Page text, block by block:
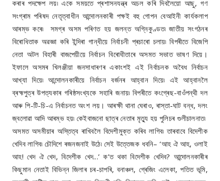
কৰাৰ পদক্ষেপ লয়৷ একে সময়তে প্ৰশাসনযন্ত্ৰ অচল কৰি দিবলৈয়ো আছু, গণ
সংগ্ৰাম পৰিষদ নেতৃত্বাধীন আন্দোলনকাৰী পক্ষই বহু গোপন বেআইনী কাৰ্যকলাপ
আৰম্ভ কৰে৷ সমগ্ৰ অসম পৰিণত হয় জলন্ত অগ্নিকুণ্ডত৷ জাতীয় সংগঠনৰ
বিৰোধিতাক অৱজ্ঞা কৰি ইন্দিৰা গান্ধীয়ে নিৰ্বাচনী প্ৰচাৰো চলায়৷ বিপৰীতে বিজেপি
নেতা অটল বিহাৰী বাজপেয়ীয়ে নিৰ্বাচন বিৰোধীতাৰে অসমত সভাত ভাষণ দিয়ে।
ইফালে অসমৰ খিলঞ্জীয়া জনসাধাৰণৰ একাংশই এই নিৰ্বাচনক অবৈধ নিৰ্বাচন
আখ্যা দিয়ে৷ আন্দোলনকাৰীয়ে নিৰ্বাচন বৰ্জনৰ আহ্বান দিয়ে৷ এই আহ্বানলৈ
ব্ৰহ্মপুত্ৰ উপত্যকাৰ গৰিষ্ঠসংখ্যকে সহাৰি জনায়৷ বিপৰীতে কংগ্ৰেছ-বাওঁপন্থী দল
আৰু পি-টি-চি-এ নিৰ্বাচনত অংশ লয়। আৰক্ষী থানা ঘেৰাও, ৰাস্তা-ঘাট বন্ধ, দলং
জ্বলোৱা আদি আৰম্ভ হয়৷ কেইবাজনো ছাত্ৰ নেতাৰ মৃত্যু হয় পুলিচৰ গুলীচালনাত৷
অসমত অসমীয়াৰ অস্তিত্ব ৰাখিবলৈ বিদেশীমুক্ত কৰিব লাগিব৷ তাৰবাবে বিদেশীক
খেদিব লাগিব৷ চৌদিশে ৰজনজনাই উঠে৷ সেই উত্তেজক ধবনি– ‘আহ ঐ আহ, ওলাই
আহ! খেদ ঐ খেদ, বিদেশীক খেদ...’ ক’ত থকা বিদেশীক খেদিব? আন্দোলনকাৰীৰ
কিছুমান নেতাই বিভিন্ন জিলাৰ চৰ-চাপৰি, বনাঞ্চল, গ্ৰেজিং এলেকা, পতিত ভূমি,